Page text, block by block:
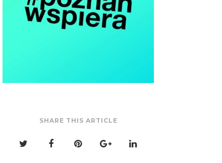
SHARE THIS ARTICLE